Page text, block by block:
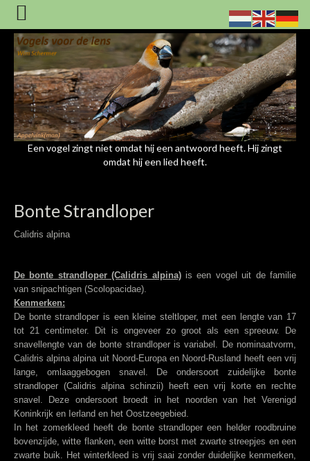
Een vogel zingt niet omdat hij een antwoord heeft. Hij zingt
omdat hij een lied heeft.
Bonte Strandloper
Calidris alpina
De bonte strandloper (Calidris alpina)is een vogel uit de familie
van snipachtigen (Scolopacidae).
Kenmerken:
De bonte strandloper is een kleine steltloper, met een lengte van 17
tot 21 centimeter. Dit is ongeveer zo groot als een spreeuw. De
snavellengte van de bonte strandloper is variabel. De nominaatvorm,
Calidris alpina alpina uit Noord-Europa en Noord-Rusland heeft een vrij
lange, omlaaggebogen snavel. De ondersoort zuidelijke bonte
strandloper (Calidris alpina schinzii) heeft een vrij korte en rechte
snavel. Deze ondersoort broedt in het noorden van het Verenigd
Koninkrijk en Ierland en het Oostzeegebied.
In het zomerkleed heeft de bonte strandloper een helder roodbruine
bovenzijde, witte flanken, een witte borst met zwarte streepjes en een
zwarte buik. Het winterkleed is vrij saai zonder duidelijke kenmerken,